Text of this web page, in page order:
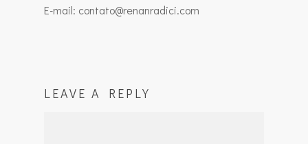
E-mail: contato@renanradici.com
LEAVE A REPLY